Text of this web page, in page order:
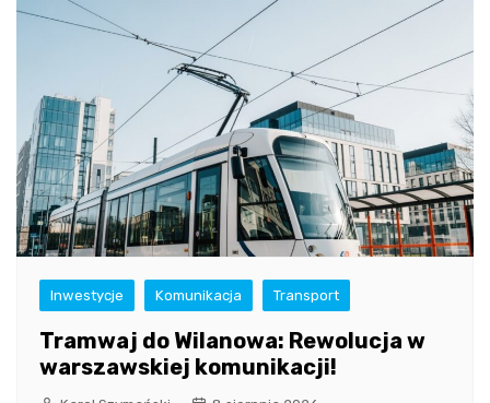
Inwestycje Komunikacja Transport
Tramwaj do Wilanowa: Rewolucja w
warszawskiej komunikacji!